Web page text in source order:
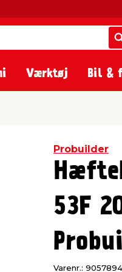
Værktøj Bil &
Probuilder
53F
Varenr.: 9057894